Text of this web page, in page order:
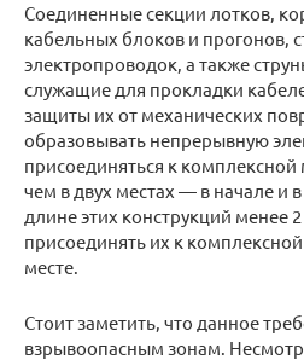
Соединенные секции лотков,
кабельных блоков и прогонов,
электропроводок, а также
служащие для прокладки
защиты их от механических
образовывать непрерывную
присоединяться к комплексной
чем в двух местах — в начале и
длине этих конструкций менее
присоединять их к
месте.
Стоит заметить, что данное
взрывоопасным зонам.